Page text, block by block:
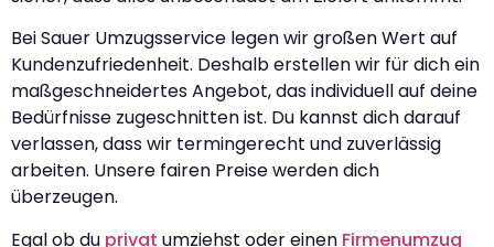
Bei Sauer Umzugsservice legen wir großen Wert auf
Kundenzufriedenheit. Deshalb erstellen wir für dich ein
maßgeschneidertes Angebot, das individuell auf deine
Bedürfnisse zugeschnitten ist. Du kannst dich darauf
verlassen, dass wir termingerecht und zuverlässig
arbeiten. Unsere fairen Preise werden dich
überzeugen.
Egal ob du privat umziehst oder einen Firmenumzug